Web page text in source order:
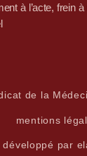
à l’acte, frein
de la
mentions
développé par